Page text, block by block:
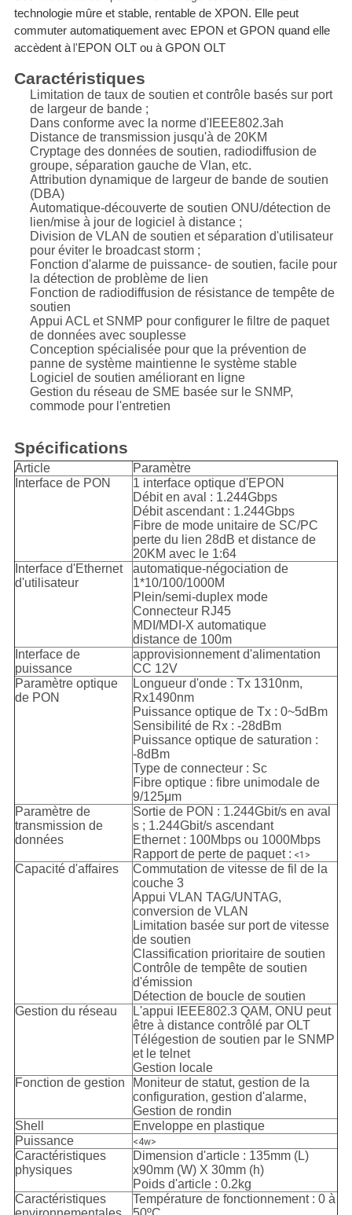
technologie mûre et stable, rentable de XPON. Elle peut
commuter automatiquement avec EPON et GPON quand elle
accèdent àl'EPON OLT ou à GPON OLT
Caractéristiques
Limitation de taux de soutien et contrôle basés sur port
de largeur de bande ;
Dans conforme avec la norme d'IEEE802.3ah
Distance de transmission jusqu'à de 20KM
Cryptage des données de soutien, radiodiffusion de
groupe, séparation gauche de Vlan, etc.
Attribution dynamique de largeur de bande de soutien
(DBA)
Automatique-découverte de soutien ONU/détection de
lien/mise à jour de logiciel à distance ;
Division de VLAN de soutien et séparation d'utilisateur
pour éviter le broadcast storm ;
Fonction d'alarme de puissance- de soutien, facile pour
la détection de problème de lien
Fonction de radiodiffusion de résistance de tempête de
soutien
Appui ACL et SNMP pour configurer le filtre de paquet
de données avec souplesse
Conception spécialisée pour que la prévention de
panne de système maintienne le système stable
Logiciel de soutien améliorant en ligne
Gestion du réseau de SME basée sur le SNMP,
commode pour l'entretien
Spécifications
Article
Paramètre
Interface de PON
1 interface optique d'EPON
Débit en aval : 1.244Gbps
Débit ascendant : 1.244Gbps
Fibre de mode unitaire de SC/PC
perte du lien 28dB et distance de
20KM avec le 1:64
Interface d'Ethernet
d'utilisateur
automatique-négociation de
1*10/100/1000M
Plein/semi-duplex mode
Connecteur RJ45
MDI/MDI-X automatique
distance de 100m
Interface de
puissance
approvisionnement d'alimentation
CC 12V
Paramètre optique
de PON
Longueur d'onde : Tx 1310nm,
Rx1490nm
Puissance optique de Tx : 0~5dBm
Sensibilité de Rx : -28dBm
Puissance optique de saturation :
-8dBm
Type de connecteur : Sc
Fibre optique : fibre unimodale de
9/125μm
Paramètre de
transmission de
données
Sortie de PON : 1.244Gbit/s en aval
s ; 1.244Gbit/s ascendant
Ethernet : 100Mbps ou 1000Mbps
Rapport de perte de paquet : <1>
Capacité d'affaires
Commutation de vitesse de fil de la
couche 3
Appui VLAN TAG/UNTAG,
conversion de VLAN
Limitation basée sur port de vitesse
de soutien
Classification prioritaire de soutien
Contrôle de tempête de soutien
d'émission
Détection de boucle de soutien
Gestion du réseau
L'appui IEEE802.3 QAM, ONU peut
être à distance contrôlé par OLT
Télégestion de soutien par le SNMP
et le telnet
Gestion locale
Fonction de gestion
Moniteur de statut, gestion de la
configuration, gestion d'alarme,
Gestion de rondin
Shell
Enveloppe en plastique
Puissance
<4w>
Caractéristiques
physiques
Dimension d'article : 135mm (L)
x90mm (W) X 30mm (h)
Poids d'article : 0.2kg
Caractéristiques
Température de fonctionnement : 0 à